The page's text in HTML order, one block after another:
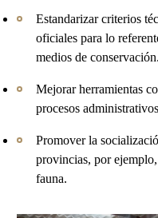
Estandarizar criterios
oficiales para lo
medios de conservación.
Mejorar herramientas
procesos
Promover la
provincias, por
fauna.